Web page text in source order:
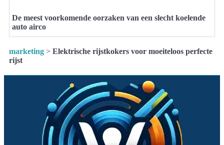
De meest voorkomende oorzaken van een slecht koelende
auto airco
marketing > Elektrische rijstkokers voor moeiteloos perfecte
rijst